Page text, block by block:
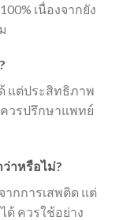
เนื่องจากยัง
แต่ประสิทธิภาพ
วรปรึกษาแพทย์
าหรือไม่?
กการเสพติด แต่
ด้ ควรใช้อย่าง